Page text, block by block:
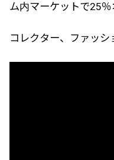
ム内マーケットで25％
コレクター、ファッ